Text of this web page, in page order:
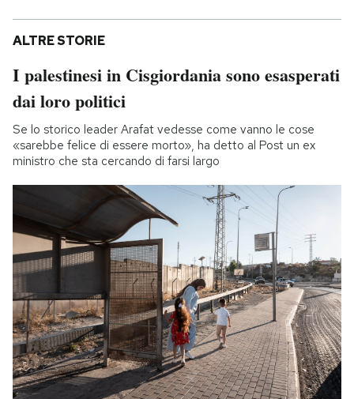
ALTRE STORIE
I palestinesi in Cisgiordania sono esasperati
dai loro politici
Se lo storico leader Arafat vedesse come vanno le cose
«sarebbe felice di essere morto», ha detto al Post un ex
ministro che sta cercando di farsi largo